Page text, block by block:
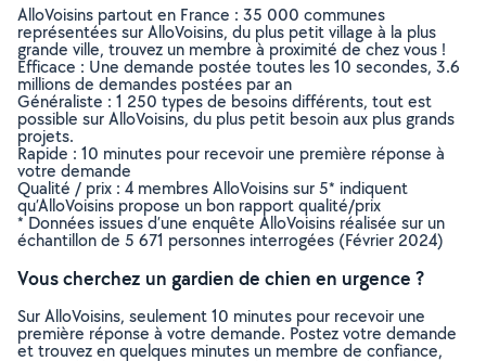
AlloVoisins partout en France : 35 000 communes
représentées sur AlloVoisins, du plus petit village à la plus
grande ville, trouvez un membre à proximité de chez vous !
Efficace : Une demande postée toutes les 10 secondes, 3.6
millions de demandes postées par an
Généraliste : 1 250 types de besoins différents, tout est
possible sur AlloVoisins, du plus petit besoin aux plus grands
projets.
Rapide : 10 minutes pour recevoir une première réponse à
votre demande
Qualité / prix : 4 membres AlloVoisins sur 5* indiquent
qu’AlloVoisins propose un bon rapport qualité/prix
* Données issues d’une enquête AlloVoisins réalisée sur un
échantillon de 5 671 personnes interrogées (Février 2024)
Vous cherchez un gardien de chien en urgence ?
Sur AlloVoisins, seulement 10 minutes pour recevoir une
première réponse à votre demande. Postez votre demande
et trouvez en quelques minutes un membre de confiance,